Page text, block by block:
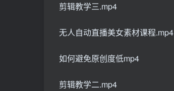
剪辑教学三.mp4
无人自动直播美女素材课程.mp4
如何避免原创度低mp4
剪辑教学二.mp4